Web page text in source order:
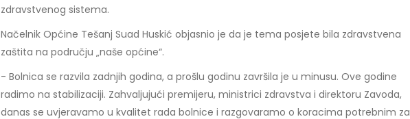
zdravstvenog sistema.
Načelnik Općine Tešanj Suad Huskić objasnio je da je tema posjete bila zdravstvena
zaštita na području „naše općine“.
- Bolnica se razvila zadnjih godina, a prošlu godinu završila je u minusu. Ove godine
radimo na stabilizaciji. Zahvaljujući premijeru, ministrici zdravstva i direktoru Zavoda,
danas se uvjeravamo u kvalitet rada bolnice i razgovaramo o koracima potrebnim za